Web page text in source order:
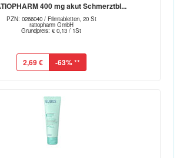
400 mg akut Schmerztbl...
PZN: 0266040 / Filmtabletten, 20 St
ratiopharm GmbH
Grundpreis: € 0,13 / 1St
2,69 € -63%**